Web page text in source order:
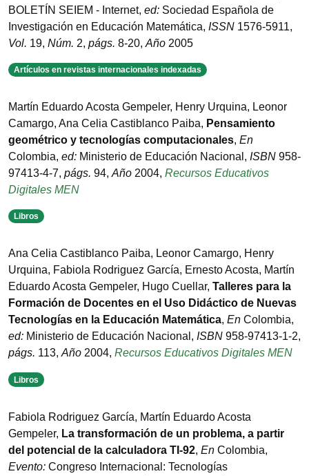
BOLETÍN SEIEM - Internet, ed: Sociedad Española de
Investigación en Educación Matemática, ISSN 1576-5911,
Vol. 19, Núm. 2, págs. 8-20, Año 2005
Artículos en revistas internacionales indexadas
Martín Eduardo Acosta Gempeler, Henry Urquina, Leonor
Camargo, Ana Celia Castiblanco Paiba, Pensamiento
geométrico y tecnologías computacionales, En
Colombia, ed: Ministerio de Educación Nacional , ISBN 958-
97413-4-7, págs. 94, Año 2004, Recursos Educativos
Digitales MEN
Libros
Ana Celia Castiblanco Paiba, Leonor Camargo, Henry
Urquina, Fabiola Rodriguez García, Ernesto Acosta, Martín
Eduardo Acosta Gempeler, Hugo Cuellar, Talleres para la
Formación de Docentes en el Uso Didáctico de Nuevas
Tecnologías en la Educación Matemática, En Colombia,
ed: Ministerio de Educación Nacional , ISBN 958-97413-1-2,
págs. 113, Año 2004, Recursos Educativos Digitales MEN
Libros
Fabiola Rodriguez García, Martín Eduardo Acosta
Gempeler, La transformación de un problema, a partir
del potencial de la calculadora TI-92, En Colombia,
Evento: Congreso Internacional: Tecnologías